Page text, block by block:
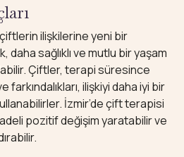
ilişkilerine yeni bir
sağlıklı ve mutlu bir yaşam
Çiftler, terapi süresince
ilişkiyi daha iyi bir
İzmir’de çift terapisi
pozitif değişim yaratabilir ve